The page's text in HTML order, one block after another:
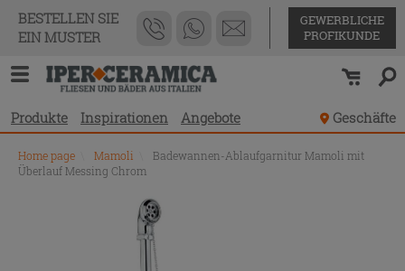
BESTELLEN SIE
EIN MUSTER
GEWERBLICHE
PROFIKUNDE
Produkte Inspirationen Angebote Geschäfte
Home page Mamoli
Badewannen-Ablaufgarnitur Mamoli mit
Überlauf Messing Chrom